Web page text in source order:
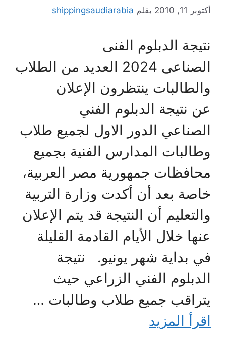
أكتوبر 11, 2010 بقلم shippingsaudiarabia
نتيجة الدبلوم الفنى
الصناعى 2024 العديد من الطلاب
والطالبات ينتظرون الإعلان
عن نتيجة الدبلوم الفني
الصناعي الدور الاول لجميع طلاب
وطالبات المدارس الفنية بجميع
محافظات جمهورية مصر العربية،
خاصة بعد أن أكدت وزارة التربية
والتعليم أن النتيجة قد يتم الإعلان
عنها خلال الأيام القادمة القليلة
في بداية شهر يونيو. نتيجة
الدبلوم الفني الزراعي حيث
يتراقب جميع طلاب وطالبات …
اقرأ المزيد